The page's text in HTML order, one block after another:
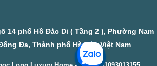
14 phố Hồ Đắc Di ( Tầng 2 ), Phường Nam
Đa, Thành phố Hà Nội, Việt Nam